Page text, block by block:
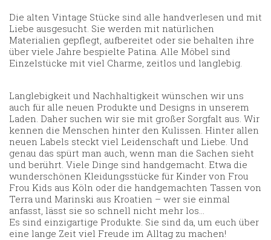
Die alten Vintage Stücke sind alle handverlesen und mit
Liebe ausgesucht. Sie werden mit natürlichen
Materialien gepflegt, aufbereitet oder sie behalten ihre
über viele Jahre bespielte Patina. Alle Möbel sind
Einzelstücke mit viel Charme, zeitlos und langlebig.
Langlebigkeit und Nachhaltigkeit wünschen wir uns
auch für alle neuen Produkte und Designs in unserem
Laden. Daher suchen wir sie mit großer Sorgfalt aus. Wir
kennen die Menschen hinter den Kulissen. Hinter allen
neuen Labels steckt viel Leidenschaft und Liebe. Und
genau das spürt man auch, wenn man die Sachen sieht
und berührt. Viele Dinge sind handgemacht. Etwa die
wunderschönen Kleidungsstücke für Kinder von Frou
Frou Kids aus Köln oder die handgemachten Tassen von
Terra und Marinski aus Kroatien – wer sie einmal
anfasst, lässt sie so schnell nicht mehr los…
Es sind einzigartige Produkte. Sie sind da, um euch über
eine lange Zeit viel Freude im Alltag zu machen!